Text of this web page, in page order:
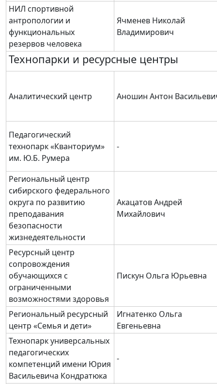
НИЛ спортивной
антропологии и
функциональных
резервов человека
Ячменев Николай
Владимирович
Технопарки и ресурсные центры
Аналитический центр Аношин Антон
Педагогический
технопарк «Кванториум»
им. Ю.Б. Румера
-
Региональный центр
сибирского федерального
округа по развитию
преподавания
безопасности
жизнедеятельности
Акацатов Андрей
Михайлович
Ресурсный центр
сопровождения
обучающихся с
ограниченными
возможностями здоровья
Пискун Ольга Юрьевна
Региональный ресурсный
центр «Семья и дети»
Игнатенко Ольга
Евгеньевна
Технопарк универсальных
педагогических
компетенций имени Юрия
Васильевича Кондратюка
-